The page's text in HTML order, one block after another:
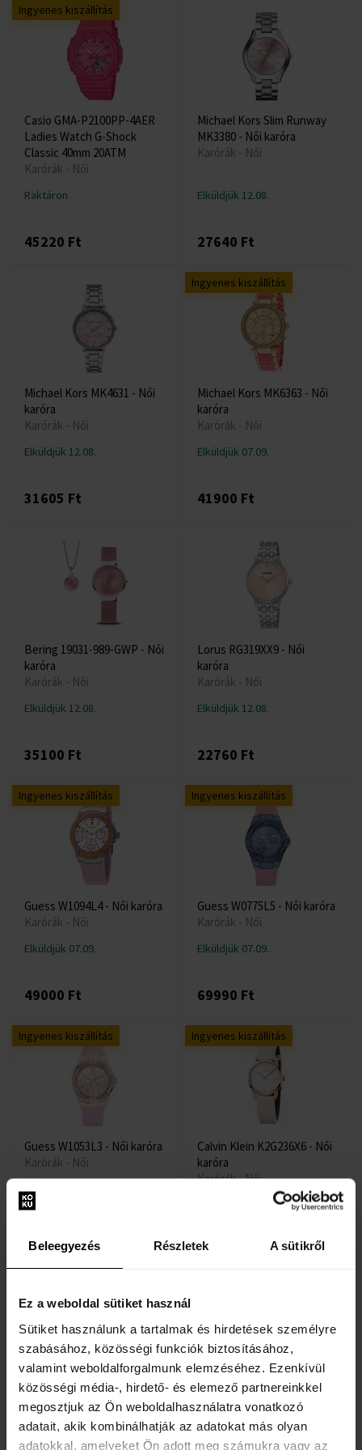
Beleegyezés Részletek A sütikről
Ez a weboldal sütiket használ
Sütiket használunk a tartalmak és hirdetések személyre
szabásához, közösségi funkciók biztosításához,
valamint weboldalforgalmunk elemzéséhez. Ezenkívül
közösségi média-, hirdető- és elemező partnereinkkel
megosztjuk az Ön weboldalhasználatra vonatkozó
adatait, akik kombinálhatják az adatokat más olyan
adatokkal, amelyeket Ön adott meg számukra vagy az
Ingyenes kiszállítás
Casio GMA-P2100PP-4AER
Ladies Watch G-Shock
Classic 40mm 20ATM
Karórák - Női
Raktáron
45220 Ft
Michael Kors Slim Runway
MK3380 - Női karóra
Karórák - Női
Elküldjük 12.08.
27640 Ft
Michael Kors MK4631 - Női
karóra
Karórák - Női
Elküldjük 12.08.
31605 Ft
Ingyenes kiszállítás
Michael Kors MK6363 - Női
karóra
Karórák - Női
Elküldjük 07.09.
41900 Ft
Bering 19031-989-GWP - Női
karóra
Karórák - Női
Elküldjük 12.08.
35100 Ft
Lorus RG319XX9 - Női
karóra
Karórák - Női
Elküldjük 12.08.
22760 Ft
Ingyenes kiszállítás
Guess W1094L4 - Női karóra
Karórák - Női
Elküldjük 07.09.
49000 Ft
Ingyenes kiszállítás
Guess W0775L5 - Női karóra
Karórák - Női
Elküldjük 07.09.
69990 Ft
Ingyenes kiszállítás
Guess W1053L3 - Női karóra
Karórák - Női
Elküldjük 07.09.
41400 Ft
Ingyenes kiszállítás
Calvin Klein K2G236X6 - Női
karóra
Karórák - Női
84000 Ft
Michael Kors MK6326 - Női
karóra
Karórák - Női
Michael Kors MK4327 - Női
karóra
Karórák - Női